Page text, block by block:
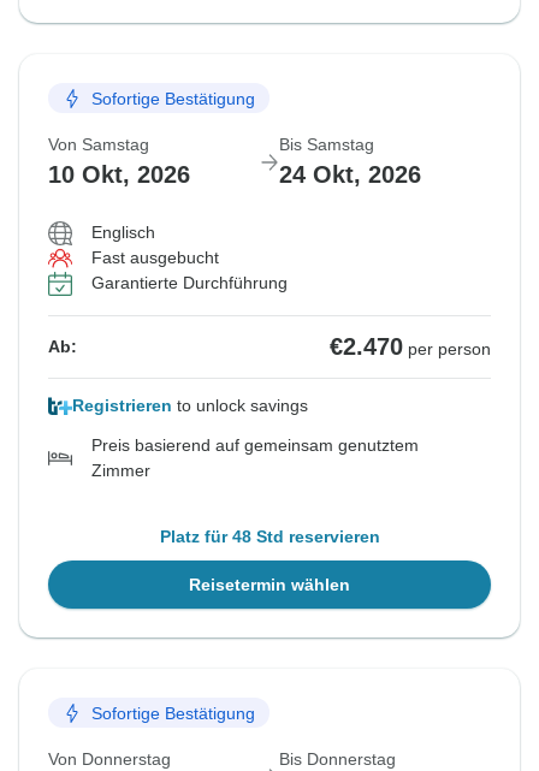
Sofortige Bestätigung
Von Samstag
10 Okt, 2026
Bis Samstag
24 Okt, 2026
Englisch
Fast ausgebucht
Garantierte Durchführung
Ab: €2.470 per person
Registrieren to unlock savings
Preis basierend auf gemeinsam genutztem
Zimmer
Platz für 48 Std reservieren
Reisetermin wählen
Sofortige Bestätigung
Von Donnerstag Bis Donnerstag